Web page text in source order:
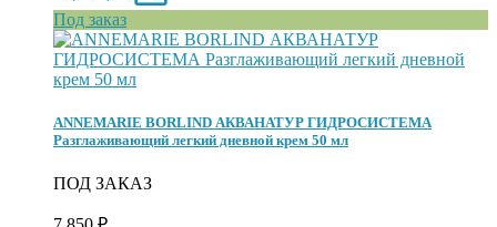
Под заказ
ANNEMARIE BORLIND АКВАНАТУР ГИДРОСИСТЕМА
Разглаживающий легкий дневной крем 50 мл
ПОД ЗАКАЗ